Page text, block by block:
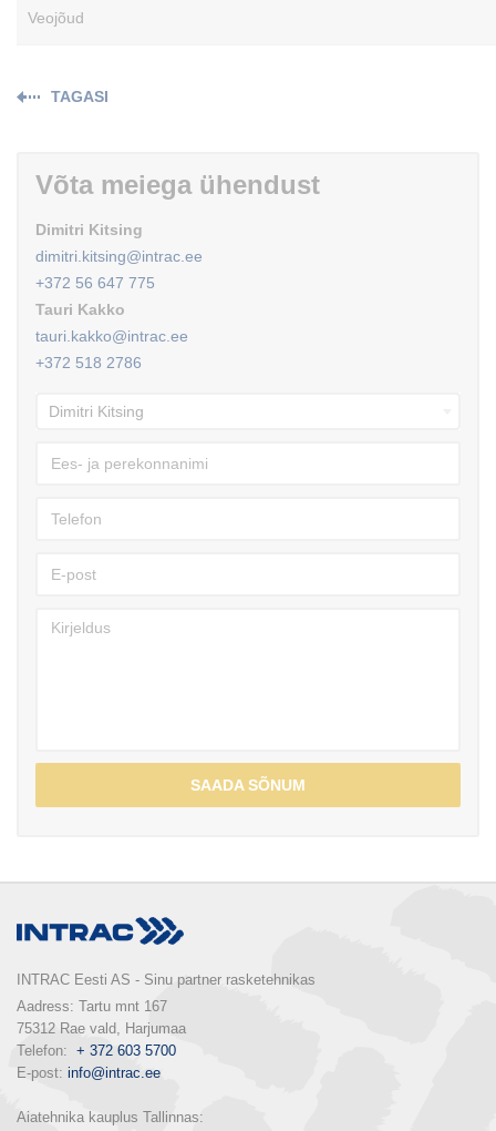
Veojõud
TAGASI
Võta meiega ühendust
Dimitri Kitsing
dimitri.kitsing@intrac.ee
+372 56 647 775
Tauri Kakko
tauri.kakko@intrac.ee
+372 518 2786
SAADA SÕNUM
INTRAC Eesti AS - Sinu partner rasketehnikas
Aadress: Tartu mnt 167
75312 Rae vald, Harjumaa
Telefon: + 372 603 5700
E-post: info@intrac.ee